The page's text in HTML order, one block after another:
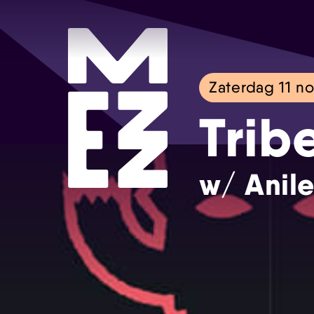
Zaterdag 11
w/